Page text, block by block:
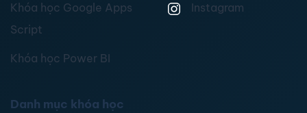
Khóa học Google Apps
Script
Khóa học Power BI
Instagram
Danh mục khóa học